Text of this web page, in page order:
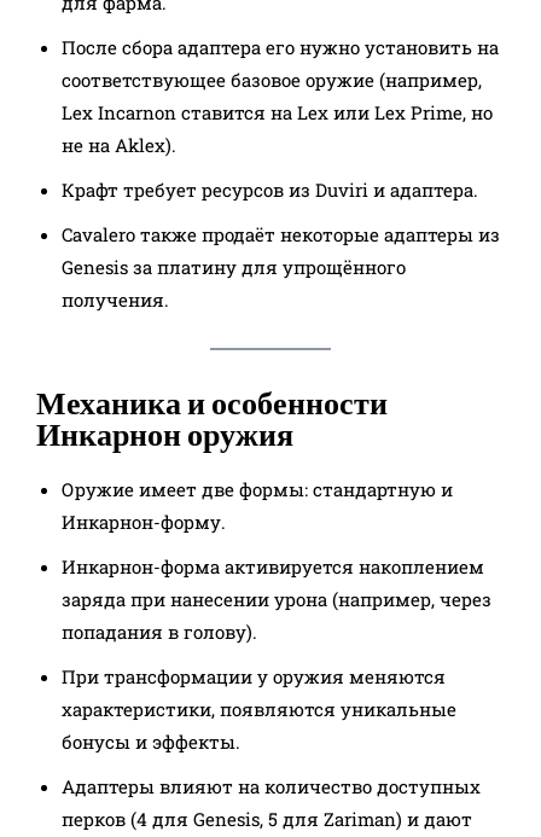
После сбора адаптера его нужно установить на
соответствующее базовое оружие (например,
Lex Incarnon ставится на Lex или Lex Prime, но
не на Aklex).
Крафт требует ресурсов из Duviri и адаптера.
Cavalero также продаёт некоторые адаптеры из
Genesis за платину для упрощённого
получения.
Механика и особенности
Инкарнон оружия
Оружие имеет две формы: стандартную и
Инкарнон-форму.
Инкарнон-форма активируется накоплением
заряда при нанесении урона (например, через
попадания в голову).
При трансформации у оружия меняются
характеристики, появляются уникальные
бонусы и эффекты.
Адаптеры влияют на количество доступных
перков (4 для Genesis, 5 для Zariman) и дают